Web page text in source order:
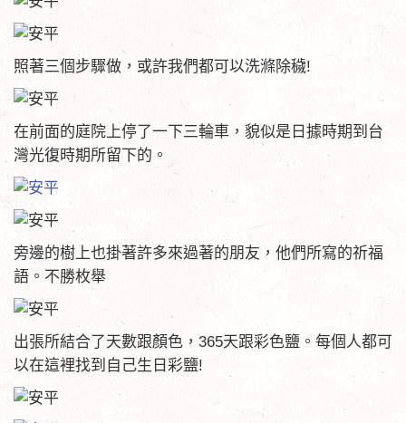
照著三個步驟做，或許我們都可以洗滌除穢!
在前面的庭院上停了一下三輪車，貌似是日據時期到台
灣光復時期所留下的。
旁邊的樹上也掛著許多來過著的朋友，他們所寫的祈福
語。不勝枚舉
出張所結合了天數跟顏色，365天跟彩色鹽。每個人都可
以在這裡找到自己生日彩鹽!